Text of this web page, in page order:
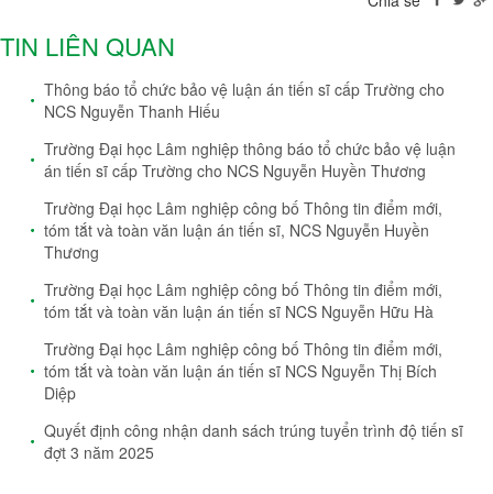
TIN LIÊN QUAN
Thông báo tổ chức bảo vệ luận án tiến sĩ cấp Trường cho
NCS Nguyễn Thanh Hiếu
Trường Đại học Lâm nghiệp thông báo tổ chức bảo vệ luận
án tiến sĩ cấp Trường cho NCS Nguyễn Huyền Thương
Trường Đại học Lâm nghiệp công bố Thông tin điểm mới,
tóm tắt và toàn văn luận án tiến sĩ, NCS Nguyễn Huyền
Thương
Trường Đại học Lâm nghiệp công bố Thông tin điểm mới,
tóm tắt và toàn văn luận án tiến sĩ NCS Nguyễn Hữu Hà
Trường Đại học Lâm nghiệp công bố Thông tin điểm mới,
tóm tắt và toàn văn luận án tiến sĩ NCS Nguyễn Thị Bích
Diệp
Quyết định công nhận danh sách trúng tuyển trình độ tiến sĩ
đợt 3 năm 2025